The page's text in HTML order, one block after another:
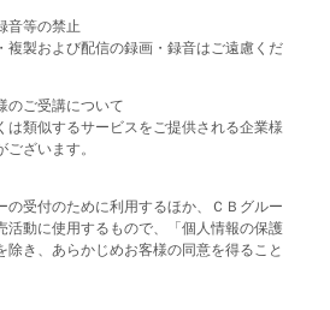
音等の禁止
製および配信の録画・録音はご遠慮くだ
のご受講について
類似するサービスをご提供される企業様
ざいます。
の受付のために利用するほか、ＣＢグルー
活動に使用するもので、「個人情報の保護
き、あらかじめお客様の同意を得ること